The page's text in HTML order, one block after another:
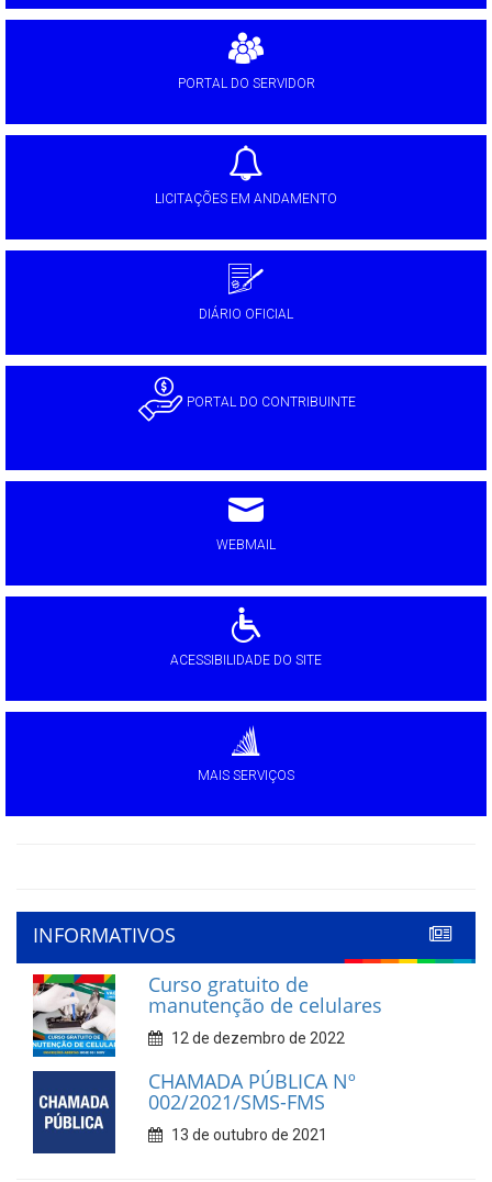
PORTAL DO SERVIDOR
LICITAÇÕES EM ANDAMENTO
DIÁRIO OFICIAL
PORTAL DO CONTRIBUINTE
WEBMAIL
ACESSIBILIDADE DO SITE
MAIS SERVIÇOS
INFORMATIVOS
Curso gratuito de
manutenção de celulares
12 de dezembro de 2022
CHAMADA PÚBLICA Nº
002/2021/SMS-FMS
13 de outubro de 2021